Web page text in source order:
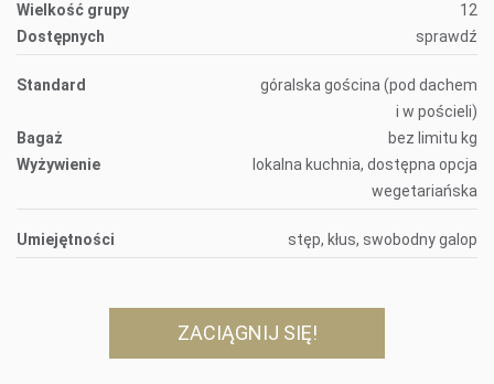
Wielkość grupy
12
Dostępnych
sprawdź
Standard
góralska gościna (pod dachem
i w pościeli)
Bagaż
bez limitu kg
Wyżywienie
lokalna kuchnia, dostępna opcja
wegetariańska
Umiejętności stęp, kłus, swobodny galop
ZACIĄGNIJ SIĘ!